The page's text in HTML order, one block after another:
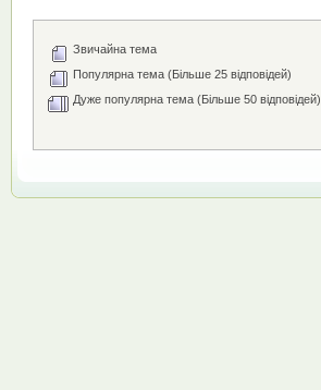
Звичайна тема
Популярна тема (Більше 25 відповідей)
Дуже популярна тема (Більше 50 відповідей)